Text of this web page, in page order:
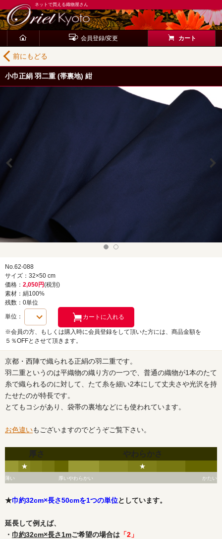
ネットで買える織物屋さん
会員登録/変更 カート
前にもどる
小巾正絹 羽二重 (帯裏地) 紺
No.62-088
サイズ：32×50 cm
価格： 2,050円(税別)
素材：絹100%
残数：0単位
単位：
※会員の方、もしくは購入時に会員登録をして頂いた方には、商品金額を
５％OFFとさせて頂きます。
京都・西陣で織られる正絹の羽二重です。
羽二重というのは平織物の織り方の一つで、普通の織物が1本のたて
糸で織られるのに対して、たて糸を細い2本にして丈夫さや光沢を持
たせたのが特長です。
とてもコシがあり、袋帯の裏地などにも使われています。
お色違いもございますのでどうぞご覧下さい。
厚さ
★
薄い 厚い
やわらかさ
★
やわらかい かたい
★巾約32cm×長さ50cmを1つの単位としています。
延長して例えば、
・ 巾約32cm×長さ1mご希望の場合は 「2」